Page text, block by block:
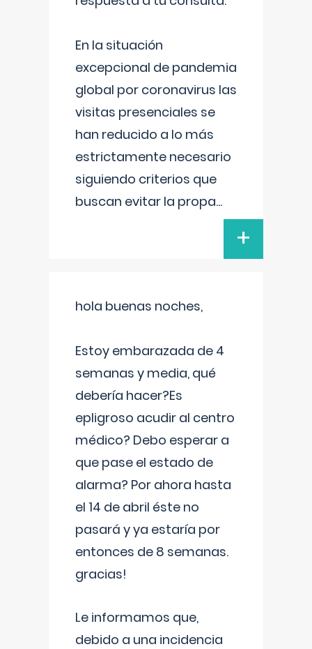
En la situación
excepcional de pandemia
global por coronavirus las
visitas presenciales se
han reducido a lo más
estrictamente necesario
siguiendo criterios que
buscan evitar la propa...
+
hola buenas noches,
Estoy embarazada de 4
semanas y media, qué
debería hacer?Es
epligroso acudir al centro
médico? Debo esperar a
que pase el estado de
alarma? Por ahora hasta
el 14 de abril éste no
pasará y ya estaría por
entonces de 8 semanas.
gracias!
Le informamos que,
debido a una incidencia